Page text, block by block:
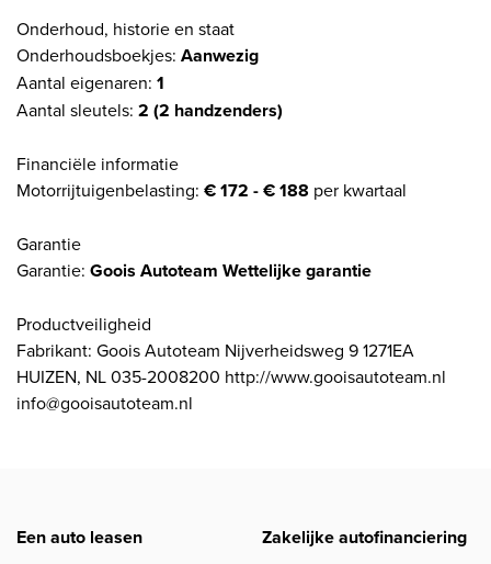
Onderhoud, historie en staat
Onderhoudsboekjes: Aanwezig
Aantal eigenaren: 1
Aantal sleutels: 2 (2 handzenders)
Financiële informatie
Motorrijtuigenbelasting: € 172 - € 188 per kwartaal
Garantie
Garantie: Goois Autoteam Wettelijke garantie
Productveiligheid
Fabrikant: Goois Autoteam Nijverheidsweg 9 1271EA
HUIZEN, NL 035-2008200 http://www.gooisautoteam.nl
info@gooisautoteam.nl
Een auto leasen Zakelijke autofinanciering